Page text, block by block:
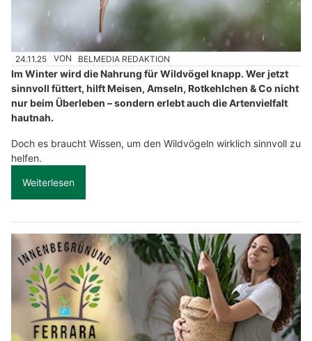
24.11.25 VON BELMEDIA REDAKTION
Im Winter wird die Nahrung für Wildvögel knapp. Wer jetzt
sinnvoll füttert, hilft Meisen, Amseln, Rotkehlchen & Co nicht
nur beim Überleben – sondern erlebt auch die Artenvielfalt
hautnah.
Doch es braucht Wissen, um den Wildvögeln wirklich sinnvoll zu
helfen.
Weiterlesen